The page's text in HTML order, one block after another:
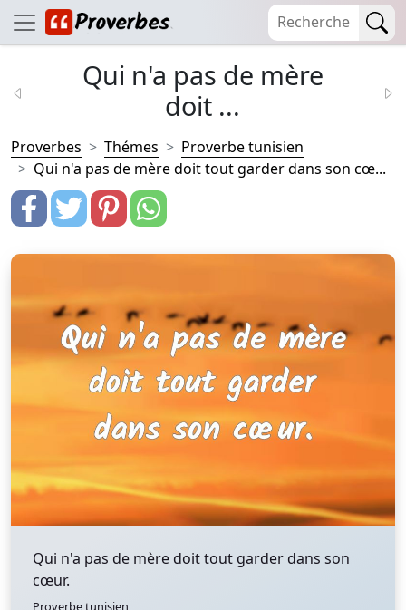
Qui n'a pas de mère
doit ...
Proverbes Thémes
Proverbe tunisien
Qui n'a pas de mère doit tout garder dans son cœ...
Qui n'a pas de mère doit tout garder dans son
cœur.
Proverbe tunisien